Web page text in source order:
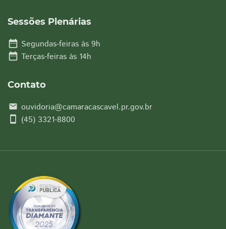
Sessões Plenárias
date_range Segundas-feiras às 9h
date_range Terças-feiras às 14h
Contato
email ouvidoria@camaracascavel.pr.gov.br
smartphone (45) 3321-8800